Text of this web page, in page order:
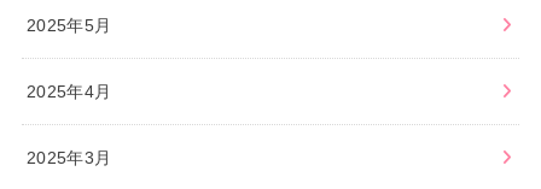
2025年5月
2025年4月
2025年3月